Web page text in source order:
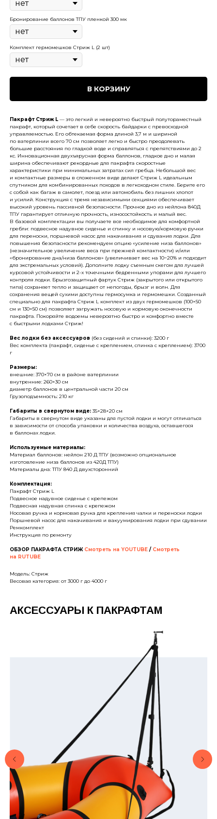
Бронирование баллонов ТПУ пленкой 300 мк
Комплект гермомешков Стриж L (2 шт)
В КОРЗИНУ
Пакрафт Стриж L — это легкий и невероятно быстрый полутораместный
пакрафт, который сочетает в себе скорость байдарки с превосходной
управляемостью. Его обтекаемая форма длиной 3,7 м и шириной
по ватерлинии всего 70 см позволяет легко и быстро преодолевать
большие расстояния по гладкой воде и справляться с препятствиями до 2
кс. Инновационная двухъярусная форма баллонов, гладкое дно и малая
ширина обеспечивают рекордные для пакрафта скоростные
характеристики при минимальных затратах сил гребца. Небольшой вес
и компактные размеры в сложенном виде делают Стриж L идеальным
спутником для комбинированных походов в легкоходном стиле. Берите его
с собой как багаж в самолет, поезд или автомобиль без лишних хлопот
и усилий. Конструкция с тремя независимыми секциями обеспечивает
высокий уровень пассивной безопасности. Прочное дно из нейлона 840Д
ТПУ гарантирует отличную прочность, износостойкость и малый вес.
В базовой комплектации вы получаете все необходимое для комфортной
гребли: подвесное надувное сиденье и спинку и носовую/кормовую ручки
для переноски, поршневой насос для накачивания и сдувания лодки. Для
повышения безопасности рекомендуем опцию «усиление низа баллонов»
(незначительное увеличение веса при прежней компактности) и/или
«бронирование дна/низа баллонов» (увеличивает вес на 10−20% и подходит
для экстремальных условий). Дополните лодку съемным скегом для лучшей
курсовой устойчивости и 2-х точечными бедренными упорами для лучшего
контроля лодки. Брызгозащитный фартук Стриж (закрытого или открытого
типа) сохраняет тепло и защищает от непогоды, брызг и волн. Для
сохранения вещей сухими доступны гермосумка и гермомешки. Созданный
специально для пакрафта Стриж L комплект из двух гермомешков (100×50
см и 130×50 см) позволяет загружать носовую и кормовую оконечности
пакрафта. Покоряйте водоемы невероятно быстро и комфортно вместе
с быстрыми лодками Стриж!
Вес лодки без аксессуаров (без сидений и спинки): 3200 г
Вес комплекта (пакрафт, сиденье с креплением, спинка с креплением): 3700
г
Размеры:
внешние: 370×70 см в районе ватерлинии
внутренние: 260×30 см
диаметр баллонов в центральной части 20 см
Грузоподъемность: 210 кг
Габариты в свернутом виде: 35×28×20 см
Габариты в свернутом виде указаны для пустой лодки и могут отличаться
в зависимости от способа упаковки и количества воздуха, оставшегося
в баллонах лодки.
Используемые материалы:
Материал баллонов: нейлон 210 Д ТПУ (возможно опциональное
изготовление низа баллонов из 420Д ТПУ)
Материалы дна: ТПУ 840 Д двухсторонний
Комплектация:
Пакрафт Стриж L
Подвесное надувное сиденье с крепежом
Подвесная надувная спинка с крепежом
Носовая ручка и кормовая ручка для крепления чалки и переноски лодки
Поршневой насос для накачивания и вакуумирования лодки при сдувании
Ремкомплект
Инструкция по ремонту
ОБЗОР ПАКРАФТА СТРИЖ Смотреть на YOUTUBE / Смотреть
на RUTUBE
Модель: Стриж
Весовая категория: от 3000 г до 4000 г
АКСЕССУАРЫ К ПАКРАФТАМ